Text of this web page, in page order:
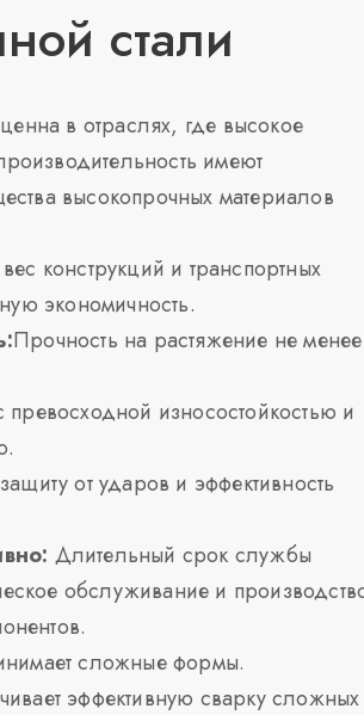
стали
в отраслях, где высокое
имеют
высокопрочных материалов
конструкций и транспортных
экономичность.
Прочность на растяжение не менее
превосходной износостойкостью и
от ударов и эффективность
Длительный срок службы
обслуживание и
сложные формы.
эффективную сварку сложных